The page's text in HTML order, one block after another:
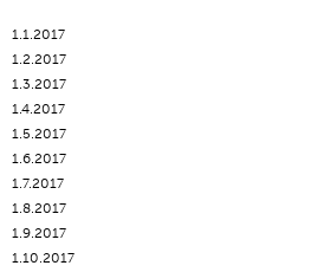
1.1.2017
1.2.2017
1.3.2017
1.4.2017
1.5.2017
1.6.2017
1.7.2017
1.8.2017
1.9.2017
1.10.2017